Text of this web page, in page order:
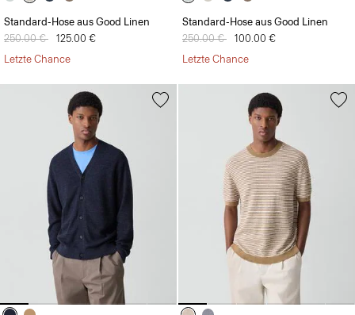
Standard-Hose aus Good Linen
Preis reduziert von
250.00 € auf
125.00 €
Letzte Chance
Standard-Hose aus Good Linen
Preis reduziert von
250.00 € auf
100.00 €
Letzte Chance